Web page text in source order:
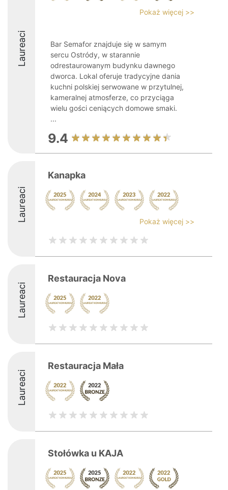
Laureaci
Pokaż więcej >>
Bar Semafor znajduje się w samym
sercu Ostródy, w starannie
odrestaurowanym budynku dawnego
dworca. Lokal oferuje tradycyjne dania
kuchni polskiej serwowane w przytulnej,
kameralnej atmosferze, co przyciąga
wielu gości ceniących domowe smaki.
...
9.4
Laureaci
Kanapka
Pokaż więcej >>
Laureaci
Restauracja Nova
Laureaci
Restauracja Mała
Stołówka u KAJA